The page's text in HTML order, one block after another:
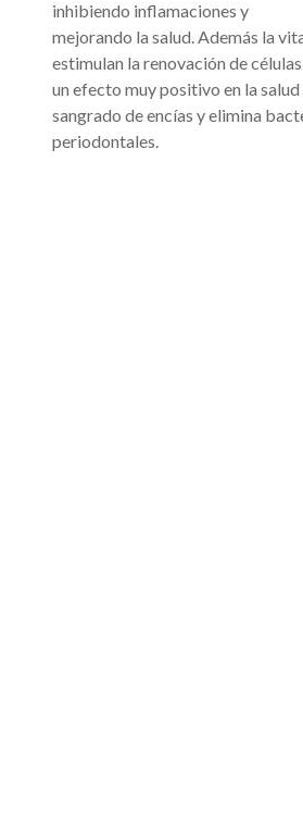
inhibiendo inflamaciones y
mejorando la salud. Además la
estimulan la renovación de
un efecto muy positivo en la
sangrado de encías y elimina
periodontales.